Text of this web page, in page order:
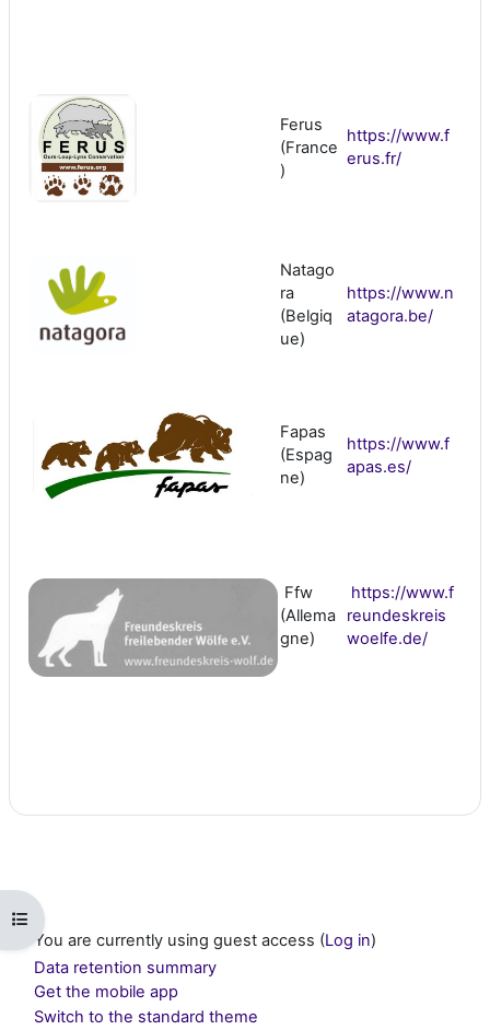
Open course index
Ferus
(France
)
https://www.f
erus.fr/
Natago
ra
(Belgiq
ue)
https://www.n
atagora.be/
Fapas
(Espag
ne)
https://www.f
apas.es/
Ffw
(Allema
gne)
https://www.f
reundeskreis
woelfe.de/
You are currently using guest access (Log in)
Data retention summary
Get the mobile app
Switch to the standard theme